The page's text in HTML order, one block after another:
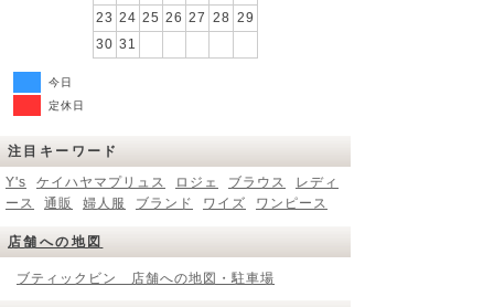
23 24 25 26 27 28 29
30 31
今日
定休日
注目キーワード
Y's
ケイハヤマプリュス ロジェ ブラウス
レディ
ース
通販 婦人服 ブランド ワイズ ワンピース
店舗への地図
ブティックビン 店舗への地図・駐車場